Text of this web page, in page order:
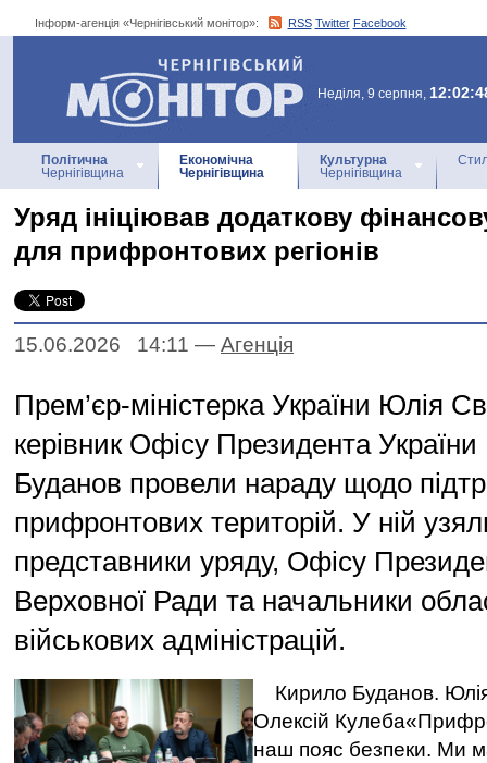
Інформ-агенція «Чернігівський монітор»: RSS Twitter Facebook
Інформ-агенція
«Чернігівський монітор»
Неділя, 9 серпня,
Політична
Чернігівщина
Економічна
Чернігівщина
Культурна
Чернігівщина
Уряд ініціював додаткову
для прифронтових регіонів
15.06.2026 14:11 — Агенцiя
Прем’єр-міністерка України Юлія
керівник Офісу Президента
Буданов провели нараду щодо
прифронтових територій. У ній
представники уряду, Офісу
Верховної Ради та начальники
військових адміністрацій.
Кирило Буданов.
Олексій
наш пояс безпеки. Ми